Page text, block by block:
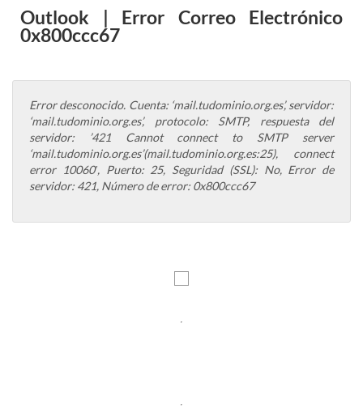
Outlook | Error Correo Electrónico
0x800ccc67
Error desconocido. Cuenta: ‘mail.tudominio.org.es’, servidor:
‘mail.tudominio.org.es’, protocolo: SMTP, respuesta del
servidor: ’421 Cannot connect to SMTP server
‘mail.tudominio.org.es’(mail.tudominio.org.es:25), connect
error 10060′, Puerto: 25, Seguridad (SSL): No, Error de
servidor: 421, Número de error: 0x800ccc67